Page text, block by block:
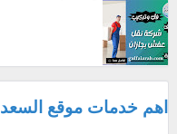
اهم خدمات موقع السعد alsaad-mover.com